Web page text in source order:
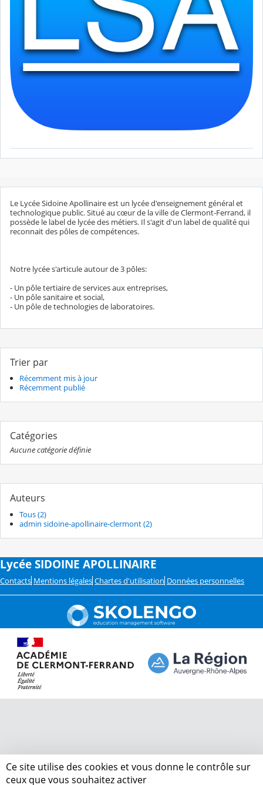
Le Lycée Sidoine Apollinaire est un lycée d'enseignement général et
technologique public. Situé au cœur de la ville de Clermont-Ferrand, il
possède le label de lycée des métiers. Il s'agit d'un label de qualité qui
reconnait des pôles de compétences.
Notre lycée s'articule autour de 3 pôles:
- Un pôle tertiaire de services aux entreprises,
- Un pôle sanitaire et social,
- Un pôle de technologies de laboratoires.
Trier par
Récemment mis à jour
Récemment publié
Catégories
Aucune catégorie définie
Auteurs
Tous (2)
admin sidoine-apollinaire-clermont (2)
Lycée SIDOINE APOLLINAIRE
Contacts Mentions légales Chartes d'utilisation Données personnelles
Ce site utilise des cookies et vous donne le contrôle sur
ceux que vous souhaitez activer